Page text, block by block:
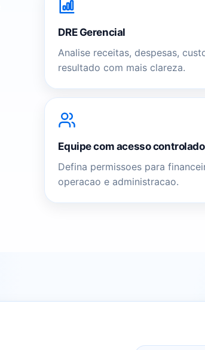
DRE Gerencial
Analise receitas, despesas,
resultado com mais clareza.
Equipe com acesso controlado
Defina permissoes para
operacao e administracao.